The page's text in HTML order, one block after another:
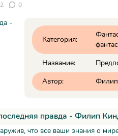
2 0
Категория:
Название:
Автор:
правда - Филип
что все ваши знания о